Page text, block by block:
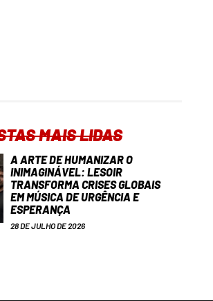
MAIS LIDAS
A ARTE DE HUMANIZAR O
INIMAGINÁVEL: LESOIR
TRANSFORMA CRISES GLOBAIS
EM MÚSICA DE URGÊNCIA E
ESPERANÇA
28 DE JULHO DE 2026